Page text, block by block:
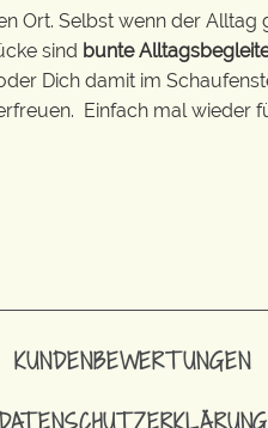
Ort. Selbst wenn der Alltag
sind bunte
Dich damit im
Einfach mal wieder
KUNDENBEWERTUNGEN